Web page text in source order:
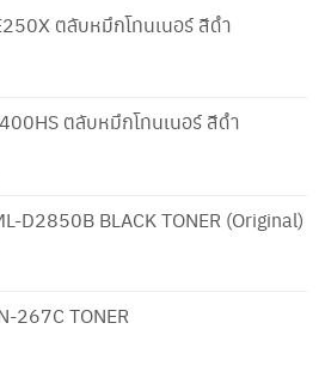
ตลับหมึกโทนเนอร์ สีดำ
ตลับหมึกโทนเนอร์ สีดำ
D2850B BLACK TONER (Original)
267C TONER